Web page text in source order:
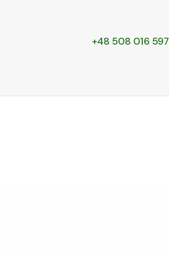
+48 508 016 597